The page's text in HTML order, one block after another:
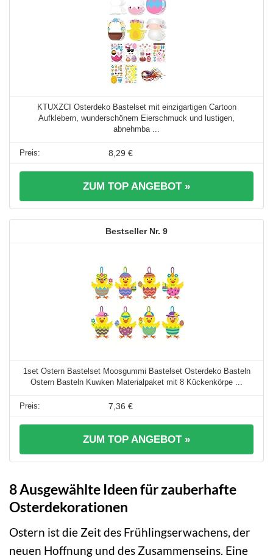
KTUXZCI Osterdeko Bastelset mit einzigartigen Cartoon
Aufklebern, wunderschönem Eierschmuck und lustigen,
abnehmba ...
8,29 €
ZUM TOP ANGEBOT »
9
1set Ostern Bastelset Moosgummi Bastelset Osterdeko Basteln
Ostern Basteln Kuwken Materialpaket mit 8 Kückenkörpe ...
7,36 €
ZUM TOP ANGEBOT »
8 Ausgewählte Ideen für zauberhafte
Osterdekorationen
Ostern ist die Zeit des Frühlingserwachens, der
neuen Hoffnung und des Zusammenseins. Eine